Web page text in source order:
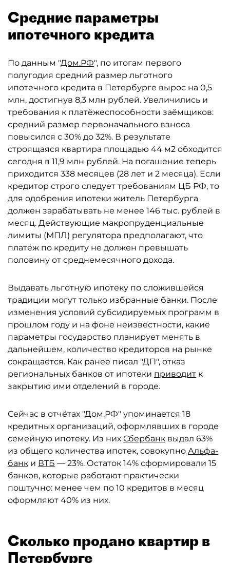
Средние параметры
ипотечного кредита
По данным "Дом.РФ", по итогам первого
полугодия средний размер льготного
ипотечного кредита в Петербурге вырос на 0,5
млн, достигнув 8,3 млн рублей. Увеличились и
требования к платёжеспособности заёмщиков:
средний размер первоначального взноса
повысился с 30% до 32%. В результате
строящаяся квартира площадью 44 м2 обходится
сегодня в 11,9 млн рублей. На погашение теперь
приходится 338 месяцев (28 лет и 2 месяца). Если
кредитор строго следует требованиям ЦБ РФ, то
для одобрения ипотеки житель Петербурга
должен зарабатывать не менее 146 тыс. рублей в
месяц. Действующие макропруденциальные
лимиты (МПЛ) регулятора предполагают, что
платёж по кредиту не должен превышать
половину от среднемесячного дохода.
Выдавать льготную ипотеку по сложившейся
традиции могут только избранные банки. После
изменения условий субсидируемых программ в
прошлом году и на фоне неизвестности, какие
параметры государство планирует менять в
дальнейшем, количество кредиторов на рынке
сокращается. Как ранее писал "ДП", отказ
региональных банков от ипотеки приводит к
закрытию ими отделений в городе.
Сейчас в отчётах "Дом.РФ" упоминается 18
кредитных организаций, оформлявших в городе
семейную ипотеку. Из них Сбербанк выдал 63%
из общего количества ипотек, совокупно Альфа-
банк и ВТБ — 23%. Остаток 14% сформировали 15
банков, которые работают практически
поштучно: менее чем по 10 кредитов в месяц
оформляют 40% из них.
Сколько продано квартир в
Петербурге